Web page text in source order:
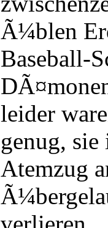
Ã¼blen
Baseball-
leider
genug,
Atemzug